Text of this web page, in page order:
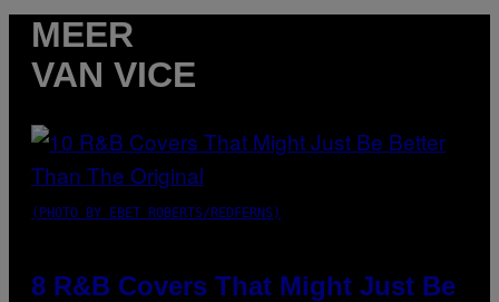
MEER
VAN VICE
(PHOTO BY EBET ROBERTS/REDFERNS)
8 R&B Covers That Might Just Be